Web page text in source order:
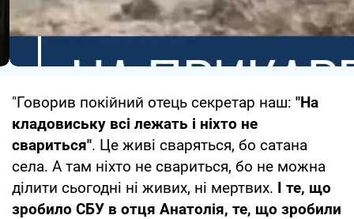
"Говорив покійний отець секретар наш: "На
кладовиську всі лежать і ніхто не
свариться". Це живі сваряться, бо сатана
села. А там ніхто не свариться, бо не можна
ділити сьогодні ні живих, ні мертвих. І те, що
зробило СБУ в отця Анатолія, те, що зробили